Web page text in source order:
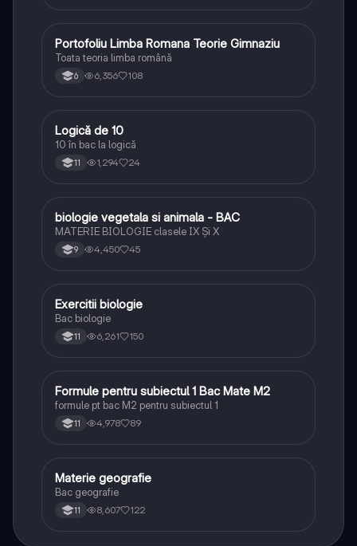
Limba și literatura română
Portofoliu Limba Romana Teorie Gimnaziu
Toata teoria limba română
6 6,356 108
Logică
Logică de 10
10 în bac la logică
11 1,294 24
Biologie
biologie vegetala si animala - BAC
MATERIE BIOLOGIE clasele IX Şi X
9 4,450 45
Biologie
Exercitii biologie
Bac biologie
11 6,261 150
Matematică
Formule pentru subiectul 1 Bac Mate M2
formule pt bac M2 pentru subiectul 1
11 4,978 89
Geografie
Materie geografie
Bac geografie
11 8,607 122